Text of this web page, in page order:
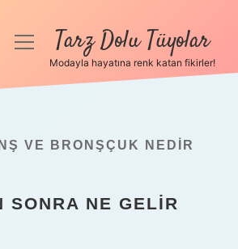
menüyüTarz Dolu Tüyolar
Modayla hayatına renk katan fikirler!
VE BRONŞÇUK NEDIR
SONRA NE GELIR